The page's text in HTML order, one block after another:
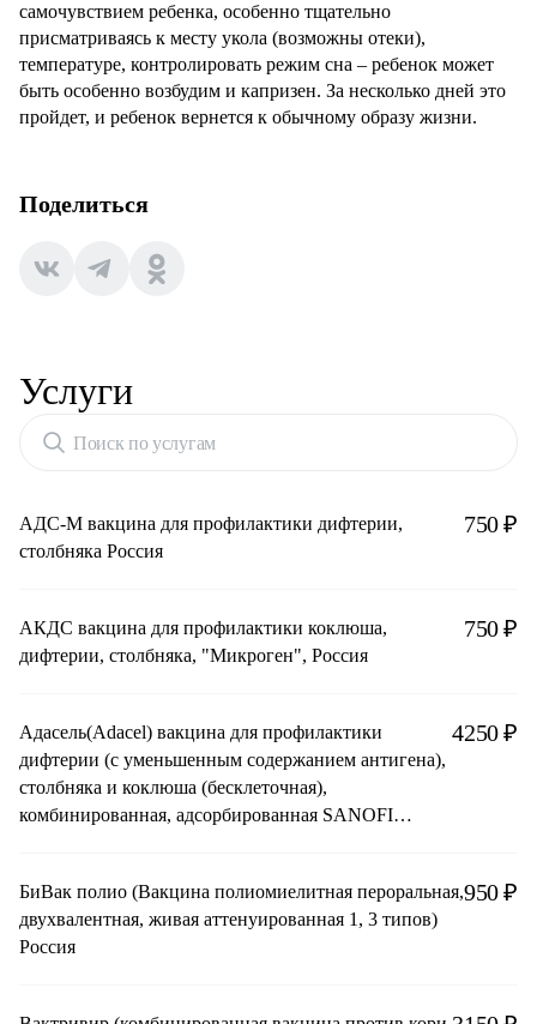
самочувствием ребенка, особенно тщательно
присматриваясь к месту укола (возможны отеки),
температуре, контролировать режим сна – ребенок может
быть особенно возбудим и капризен. За несколько дней это
пройдет, и ребенок вернется к обычному образу жизни.
Поделиться
Услуги
Поиск по услугам
АДС-М вакцина для профилактики дифтерии,
столбняка Россия
750 ₽
АКДС вакцина для профилактики коклюша,
дифтерии, столбняка, "Микроген", Россия
750 ₽
Адасель(Adacel) вакцина для профилактики
дифтерии (с уменьшенным содержанием антигена),
столбняка и коклюша (бесклеточная),
комбинированная, адсорбированная SANOFI
4250 ₽
БиВак полио (Вакцина полиомиелитная пероральная,
двухвалентная, живая аттенуированная 1, 3 типов)
Россия
950 ₽